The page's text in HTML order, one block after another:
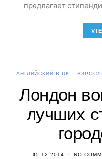
предлагает
АНГЛИЙСКИЙ В UK
Лондон
лучших
05.12.2014 NO